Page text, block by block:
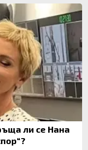
ли се Нана